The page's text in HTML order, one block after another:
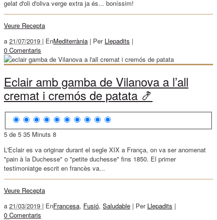
gelat d'oli d'oliva verge extra ja és... boníssim!
Veure Recepta
a 21/07/2019 | EnMediterrània | Per Llepadits |
0 Comentaris
Eclair amb gamba de Vilanova a l’all
cremat i cremós de patata 🍤
5 de 5 35 Minuts 8
L'Eclair es va originar durant el segle XIX a França, on va ser anomenat
"pain à la Duchesse" o "petite duchesse" fins 1850. El primer
testimoniatge escrit en francès va...
Veure Recepta
a 21/03/2019 | EnFrancesa, Fusió, Saludable | Per Llepadits |
0 Comentaris